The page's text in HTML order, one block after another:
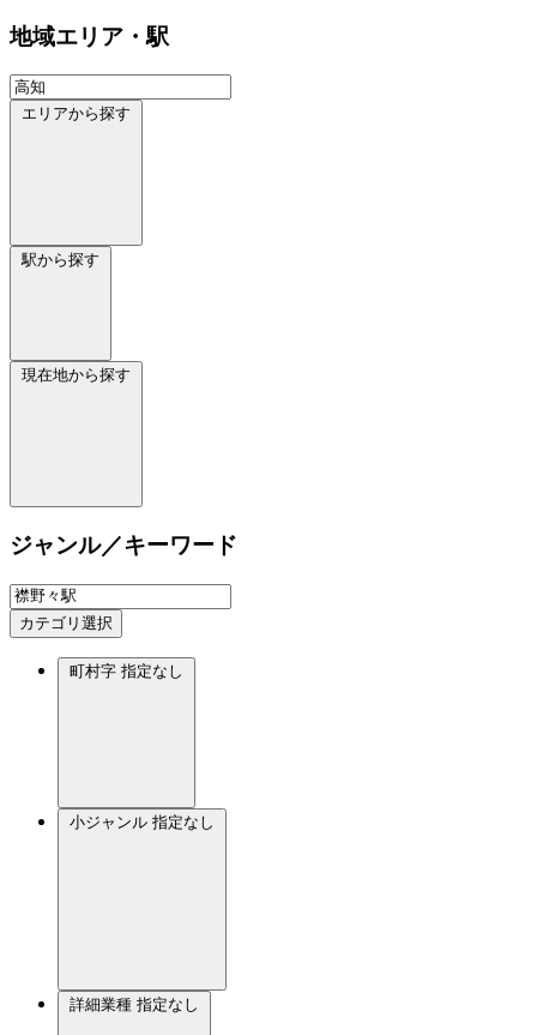
地域エリア・駅
エリアから探す
駅から探す
現在地から探す
ジャンル／キーワード
カテゴリ選択
町村字 指定なし
小ジャンル 指定なし
詳細業種 指定なし